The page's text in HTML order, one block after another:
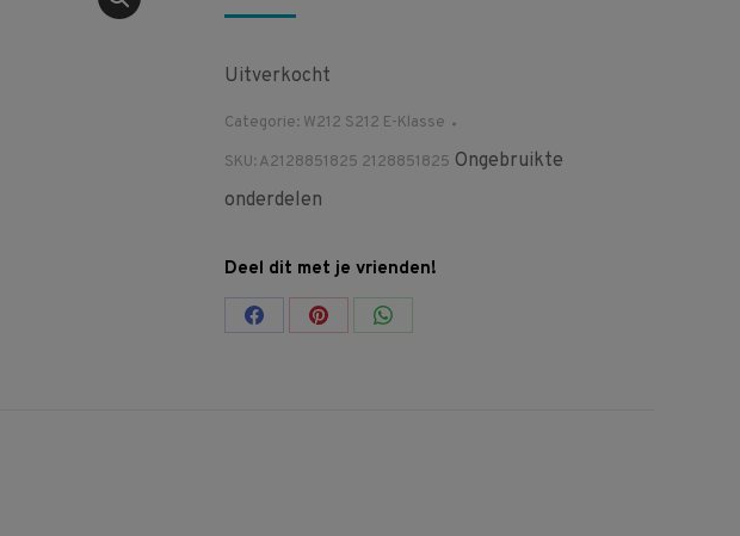
Uitverkocht
Categorie: W212 S212 E-Klasse
SKU:A2128851825 2128851825 Ongebruikte
onderdelen
Deel dit met je vrienden!
Share Share Share